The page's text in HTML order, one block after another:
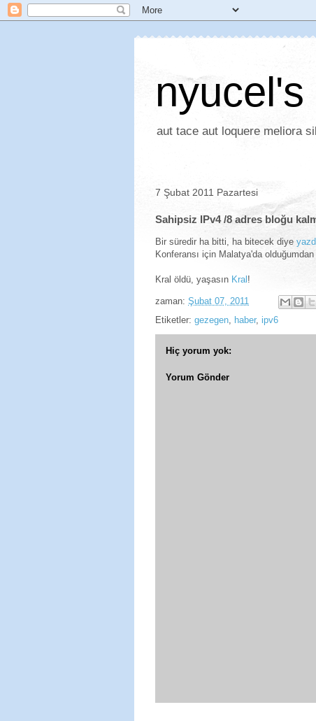
aut tace aut loquere meliora
7 Şubat 2011 Pazartesi
Sahipsiz IPv4 /8 adres bloğu
Bir süredir ha bitti, ha bitecek diye
Konferansı için Malatya'da olduğumdan
Kral öldü, yaşasın Kral !
zaman: Şubat 07, 2011
Etiketler: gezegen, haber, ipv6
Hiç yorum yok:
Yorum Gönder